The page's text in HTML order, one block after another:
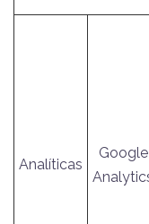
Analíticas
Google